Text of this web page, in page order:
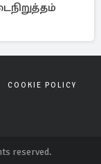
COOKIE POLICY
reserved.